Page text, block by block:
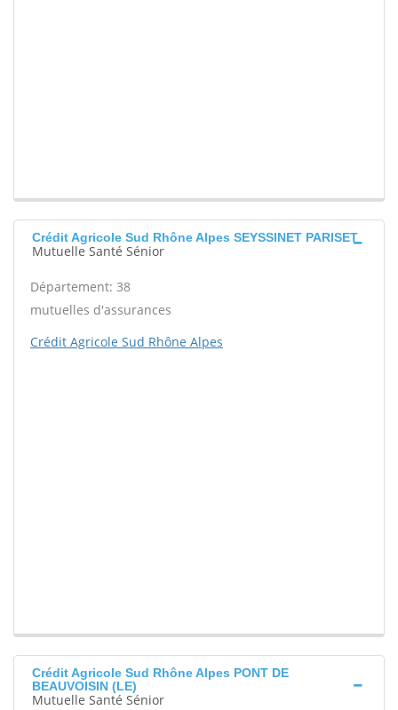
Crédit Agricole Sud Rhône Alpes SEYSSINET PARISET
Mutuelle Santé Sénior
Département: 38
mutuelles d'assurances
Crédit Agricole Sud Rhône Alpes
Crédit Agricole Sud Rhône Alpes PONT DE
BEAUVOISIN (LE)
Mutuelle Santé Sénior